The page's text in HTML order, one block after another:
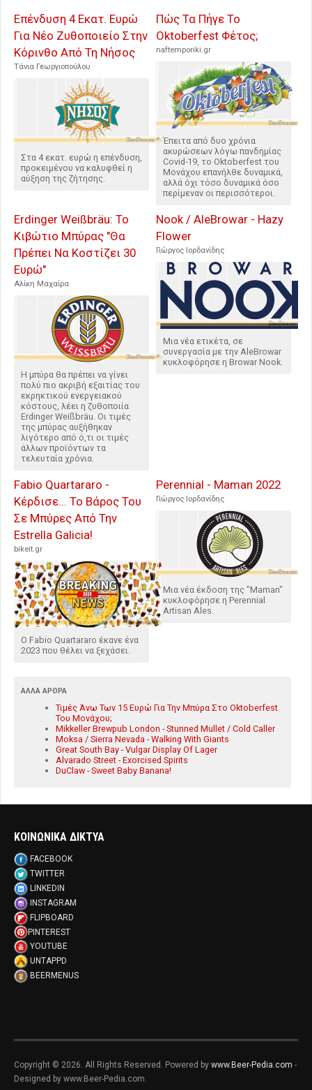
Επένδυση 4 Εκατ. Ευρώ
Για Νέο Ζυθοποιείο Στην
Κόρινθο Από Τη Νήσος
Τάνια Γεωργιοπούλου
Στα 4 εκατ. ευρώ η επένδυση,
προκειμένου να καλυφθεί η
αύξηση της ζήτησης.
Πώς Τα Πήγε Το
Oktoberfest Φέτος;
naftemporiki.gr
Έπειτα από δυο χρόνια
ακυρώσεων λόγω πανδημίας
Covid-19, το Oktoberfest του
Μονάχου επανήλθε δυναμικά,
αλλά όχι τόσο δυναμικά όσο
περίμεναν οι περισσότεροι.
Erdinger Weißbräu: Το
Κιβώτιο Μπύρας "Θα
Πρέπει Να Κοστίζει 30
Ευρώ"
Αλίκη Μαχαίρα
Η μπύρα θα πρέπει να γίνει
πολύ πιο ακριβή εξαιτίας του
εκρηκτικού ενεργειακού
κόστους, λέει η ζυθοποιία
Erdinger Weißbräu. Οι τιμές
της μπύρας αυξήθηκαν
λιγότερο από ό,τι οι τιμές
άλλων προϊόντων τα
τελευταία χρόνια.
Nook / AleBrowar - Hazy
Flower
Γιώργος Ιορδανίδης
Μια νέα ετικέτα, σε
συνεργασία με την AleBrowar
κυκλοφόρησε η Browar Nook.
Fabio Quartararo -
Κέρδισε... Το Βάρος Του
Σε Μπύρες Από Την
Estrella Galicia!
bikeit.gr
Ο Fabio Quartararo έκανε ένα
2023 που θέλει να ξεχάσει.
Perennial - Maman 2022
Γιώργος Ιορδανίδης
Μια νέα έκδοση της "Maman"
κυκλοφόρησε η Perennial
Artisan Ales.
ΆΛΛΑ ΆΡΘΡΑ
Τιμές Άνω Των 15 Ευρώ Για Την Μπύρα Στο Oktoberfest
Του Μονάχου;
Mikkeller Brewpub London - Stunned Mullet / Cold Caller
Moksa / Sierra Nevada - Walking With Giants
Great South Bay - Vulgar Display Of Lager
Alvarado Street - Exorcised Spirits
DuClaw - Sweet Baby Banana!
ΚΟΙΝΩΝΙΚΑ ΔΙΚΤΥΑ
FACEBOOK
TWITTER
LINKEDIN
INSTAGRAM
FLIPBOARD
PINTEREST
YOUTUBE
UNTAPPD
BEERMENUS
Copyright © 2026. All Rights Reserved. Powered by www.Beer-Pedia.com -
Designed by www.Beer-Pedia.com.